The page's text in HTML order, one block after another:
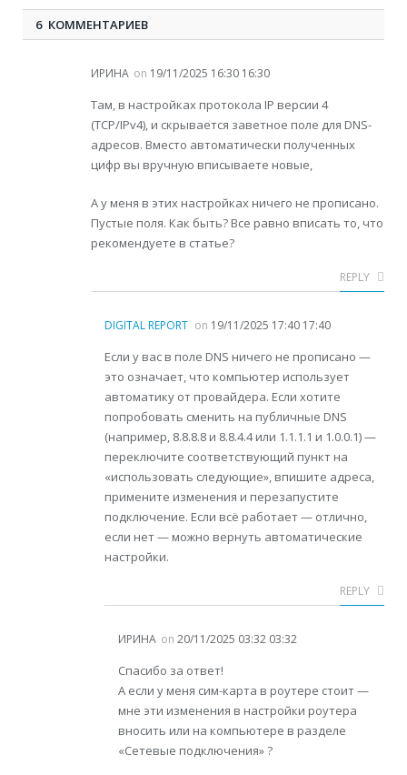
6 КОММЕНТАРИЕВ
ИРИНА on 19/11/2025 16:30 16:30
Там, в настройках протокола IP версии 4
(TCP/IPv4), и скрывается заветное поле для DNS-
адресов. Вместо автоматически полученных
цифр вы вручную вписываете новые,
А у меня в этих настройках ничего не прописано.
Пустые поля. Как быть? Все равно вписать то, что
рекомендуете в статье?
REPLY
DIGITAL REPORT on 19/11/2025 17:40 17:40
Если у вас в поле DNS ничего не прописано —
это означает, что компьютер использует
автоматику от провайдера. Если хотите
попробовать сменить на публичные DNS
(например, 8.8.8.8 и 8.8.4.4 или 1.1.1.1 и 1.0.0.1) —
переключите соответствующий пункт на
«использовать следующие», впишите адреса,
примените изменения и перезапустите
подключение. Если всё работает — отлично,
если нет — можно вернуть автоматические
настройки.
REPLY
ИРИНА on 20/11/2025 03:32 03:32
Спасибо за ответ!
А если у меня сим-карта в роутере стоит —
мне эти изменения в настройки роутера
вносить или на компьютере в разделе
«Сетевые подключения» ?